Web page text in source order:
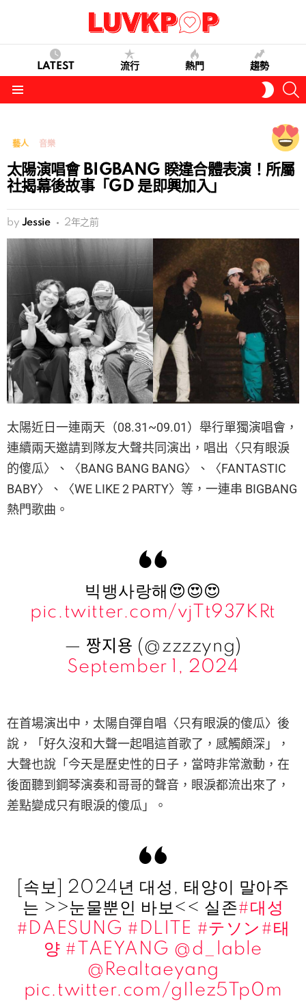
LATEST 流行 熱門 趨勢
SKIN
藝人 音樂
太陽演唱會 BIGBANG 睽違合體表演！所屬
社揭幕後故事「GD 是即興加入」
by Jessie 2年之前
太陽近日一連兩天（08.31~09.01）舉行單獨演唱會，
連續兩天邀請到隊友大聲共同演出，唱出〈只有眼淚
的傻瓜〉、〈BANG BANG BANG〉、〈FANTASTIC
BABY〉、〈WE LIKE 2 PARTY〉等，一連串 BIGBANG
熱門歌曲。
빅뱅사랑해😍😍😍
pic.twitter.com/vjTt937KRt
— 짱지용 (@zzzzyng)
September 1, 2024
在首場演出中，太陽自彈自唱〈只有眼淚的傻瓜〉後
說，「好久沒和大聲一起唱這首歌了，感觸頗深」，
大聲也說「今天是歷史性的日子，當時非常激動，在
後面聽到鋼琴演奏和哥哥的聲音，眼淚都流出來了，
差點變成只有眼淚的傻瓜」。
[속보] 2024년 대성, 태양이 말아주
는 >>눈물뿐인 바보<< 실존#대성
#DAESUNG #DLITE #テソン #태
양 #TAEYANG @d_lable
@Realtaeyang
pic.twitter.com/gI1ez5Tp0m